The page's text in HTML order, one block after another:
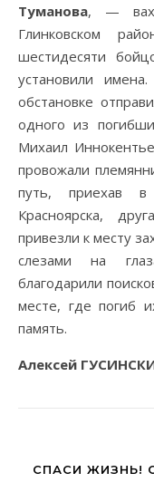
Туманова, —
Глинковском
шестидесяти
установили
обстановке
одного из
Михаил
провожали
путь, приехав
Красноярска,
привезли к месту
слезами на
благодарили
месте, где погиб
память.
Алексей
СПАСИ ЖИЗНЬ!